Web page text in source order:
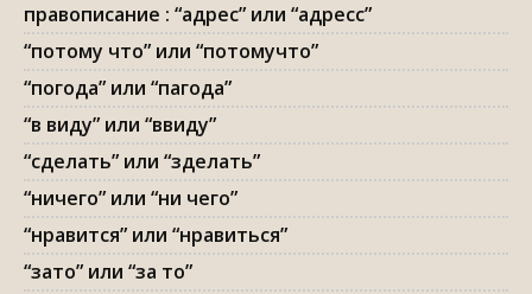
правописание : “адрес” или “адресс”
“потому что” или “потомучто”
“погода” или “пагода”
“в виду” или “ввиду”
“сделать” или “зделать”
“ничего” или “ни чего”
“нравится” или “нравиться”
“зато” или “за то”